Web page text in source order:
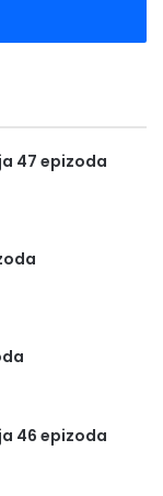
47 epizoda
46 epizoda